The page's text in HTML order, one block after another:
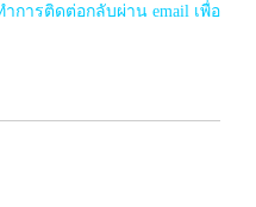
การติดต่อกลับผ่าน email เพื่อ